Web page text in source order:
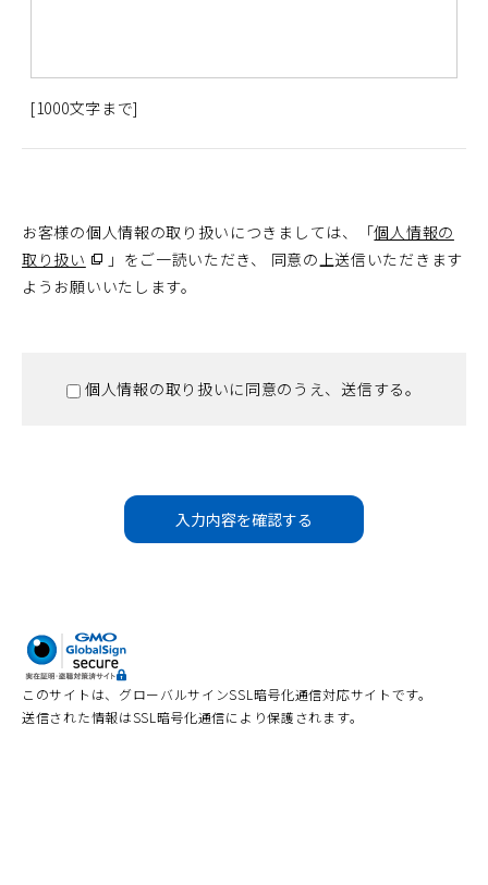
[1000文字まで]
お客様の個人情報の取り扱いにつきましては、「個人情報の
取り扱い （別
ウ
ウ
」をご一読いただき、 同意の上送信いただきます
ようお願いいたします。
個人情報の取り扱いに同意のうえ、送信する。
入力内容を確認する
このサイトは、グローバルサインSSL暗号化通信対応サイトです。
送信された情報はSSL暗号化通信により保護されます。